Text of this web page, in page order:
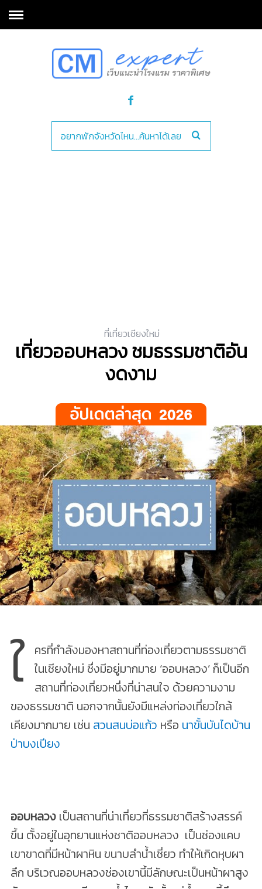
ที่เที่ยวเชียงใหม่
เที่ยวออบหลวง ชมธรรมชาติอัน
งดงาม
ใ ครที่กำลังมองหาสถานที่ท่องเที่ยวตามธรรมชาติ
ในเชียงใหม่ ซึ่งมีอยู่มากมาย ‘ออบหลวง’ ก็เป็นอีก
สถานที่ท่องเที่ยวหนึ่งที่น่าสนใจ ด้วยความงาม
ของธรรมชาติ นอกจากนั้นยังมีแหล่งท่องเที่ยวใกล้
เคียงมากมาย เช่น สวนสนบ่อแก้ว หรือ นาขั้นบันไดบ้าน
ป่าบงเปียง
ออบหลวงเป็นสถานที่น่าเที่ยวที่ธรรมชาติสร้างสรรค์
ขึ้น ตั้งอยู่ในอุทยานแห่งชาติออบหลวง เป็นช่องแคบ
เขาขาดที่มีหน้าผาหิน ขนาบลำน้ำเชี่ยว ทำให้เกิดหุบผา
ลึก บริเวณออบหลวงช่องเขานี้มีลักษณะเป็นหน้าผาสูง